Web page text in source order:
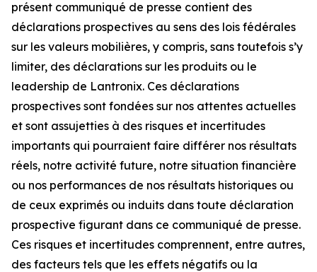
présent communiqué de presse contient des
déclarations prospectives au sens des lois fédérales
sur les valeurs mobilières, y compris, sans toutefois s’y
limiter, des déclarations sur les produits ou le
leadership de Lantronix. Ces déclarations
prospectives sont fondées sur nos attentes actuelles
et sont assujetties à des risques et incertitudes
importants qui pourraient faire différer nos résultats
réels, notre activité future, notre situation financière
ou nos performances de nos résultats historiques ou
de ceux exprimés ou induits dans toute déclaration
prospective figurant dans ce communiqué de presse.
Ces risques et incertitudes comprennent, entre autres,
des facteurs tels que les effets négatifs ou la